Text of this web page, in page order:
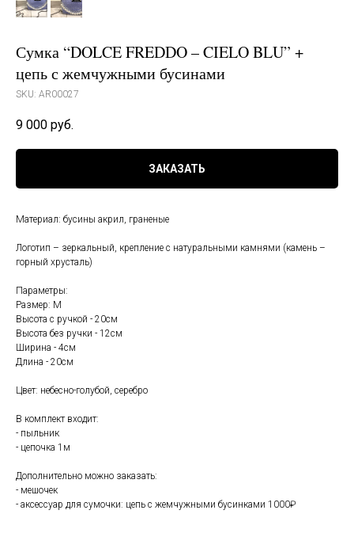
Сумка “DOLCE FREDDO – CIELO BLU” +
цепь с жемчужными бусинами
SKU: AR00027
9 000 руб.
ЗАКАЗАТЬ
Материал: бусины акрил, граненые
Логотип – зеркальный, крепление с натуральными камнями (камень –
горный хрусталь)
Параметры:
Размер: М
Высота с ручкой - 20см
Высота без ручки - 12см
Ширина - 4см
Длина - 20см
Цвет: небесно-голубой, серебро
В комплект входит:
- пыльник
- цепочка 1м
Дополнительно можно заказать:
- мешочек
- аксессуар для сумочки: цепь с жемчужными бусинками 1000₽